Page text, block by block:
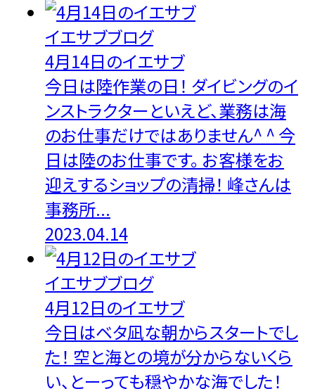
イエサブブログ
4月14日のイエサブ
今日は陸作業の日！ ダイビングのイ
ンストラクターといえど、業務は海
のお仕事だけではありません^ ^ 今
日は陸のお仕事です。 お客様をお
迎えするショップの清掃！ 峰さんは
事務所...
2023.04.14
イエサブブログ
4月12日のイエサブ
今日はベタ凪な朝からスタートでし
た！ 空と海との境が分からないくら
い、とーっても穏やかな海でした！